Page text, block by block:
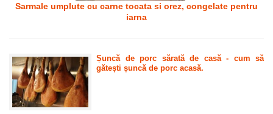
Sarmale umplute cu carne tocata si orez, congelate pentru
iarna
Șuncă de porc sărată de casă - cum să
gătești șuncă de porc acasă.